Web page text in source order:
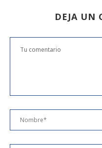
DEJA UN